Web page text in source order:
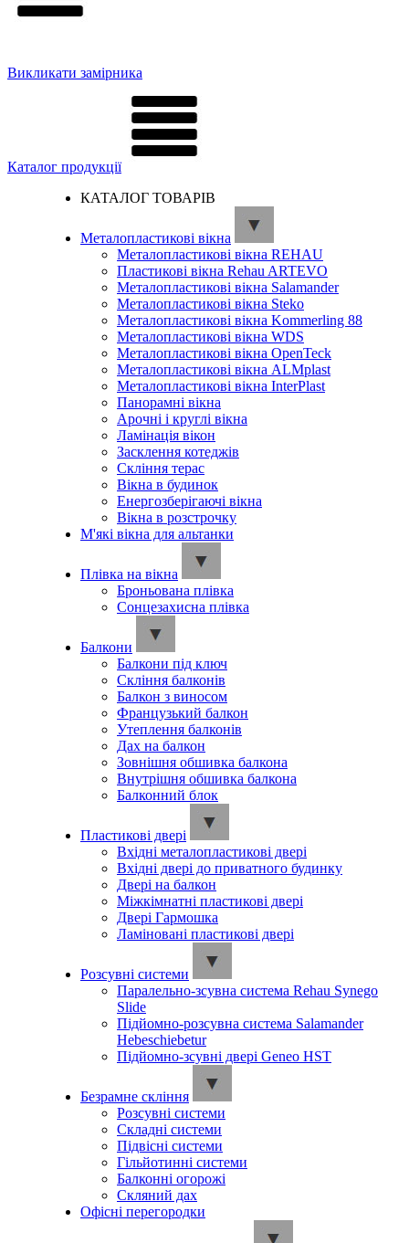
Викликати замірника
Каталог продукції
КАТАЛОГ ТОВАРІВ
Металопластикові вікна
Металопластикові вікна REHAU
Пластикові вікна Rehau ARTEVO
Металопластикові вікна Salamander
Металопластикові вікна Steko
Металопластикові вікна Kommerling 88
Металопластикові вікна WDS
Металопластикові вікна OpenTeck
Металопластикові вікна ALMplast
Металопластикові вікна InterPlast
Панорамні вікна
Арочні і круглі вікна
Ламінація вікон
Засклення котеджів
Скління терас
Вікна в будинок
Енергозберігаючі вікна
Вікна в розстрочку
М'які вікна для альтанки
Плівка на вікна
Броньована плівка
Сонцезахисна плівка
Балкони
Балкони під ключ
Скління балконів
Балкон з виносом
Французький балкон
Утеплення балконів
Дах на балкон
Зовнішня обшивка балкона
Внутрішня обшивка балкона
Балконний блок
Пластикові двері
Вхідні металопластикові двері
Вхідні двері до приватного будинку
Двері на балкон
Міжкімнатні пластикові двері
Двері Гармошка
Ламіновані пластикові двері
Розсувні системи
Паралельно-зсувна система Rehau Synego
Slide
Підйомно-розсувна система Salamander
Hebeschiebetur
Підйомно-зсувні двері Geneo HST
Безрамне скління
Розсувні системи
Складні системи
Підвісні системи
Гільйотинні системи
Балконні огорожі
Скляний дах
Офісні перегородки